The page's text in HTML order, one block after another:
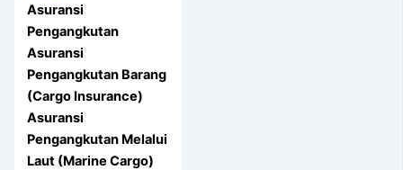
Asuransi
Pengangkutan
Asuransi
Pengangkutan Barang
(Cargo Insurance)
Asuransi
Pengangkutan Melalui
Laut (Marine Cargo)